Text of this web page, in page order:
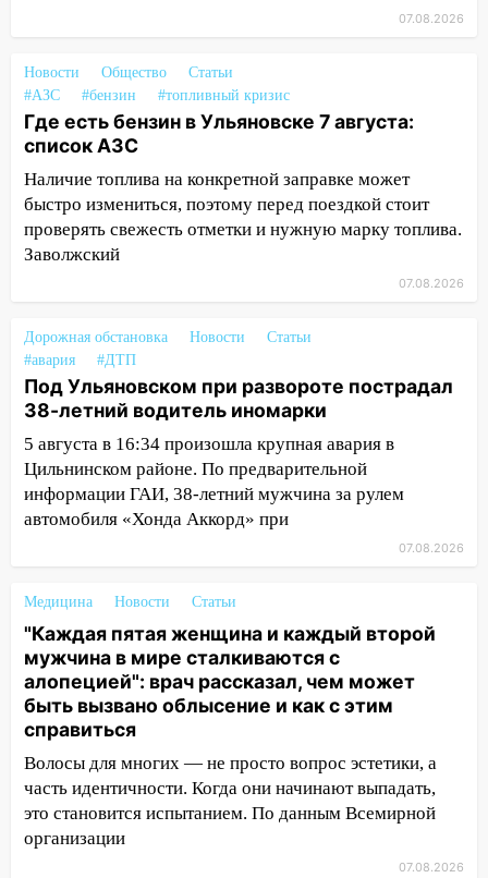
15:27
Прокуратура проверяет
капремонт школы в селе Кивать
15:08 В Кузоватово после прокурорской
проверки обновили разметку на
пешеходных переходах
14:40 На проспекте Гая в Ульяновске
запретили остановку автомобилей на
большой фестиваль «Наше время» с
мотофристайлом и концертом
«Мураками»
14:04 Жару смоет ливнями: прогноз
погоды в Ульяновской области на
выходные 8-9 августа
13:30 В Ульяновске транспортные
полицейские проведут акцию «Час
13:20
В Ульяновске за один день
обокрали женщину на пляже и
подростка в сквере
13:01 В Димитровграде мужчина
выбросил из машины страйкбольную
гранату: его задержали
12:34 На Ульяновскую область
надвигается сильнейшая непогода: град
и шквал до 27 м/с
Ульяновец хотел купить иномарку
07.08.2026
Новости Общество
Статьи
#АЗС
#бензин #топливный кризис
Где есть бензин в Ульяновске 7 августа:
список АЗС
Наличие топлива на конкретной заправке может
быстро измениться, поэтому перед поездкой стоит
проверять свежесть отметки и нужную марку топлива.
Заволжский
07.08.2026
Дорожная обстановка Новости
Статьи
#авария
#ДТП
Под Ульяновском при развороте пострадал
38-летний водитель иномарки
5 августа в 16:34 произошла крупная авария в
Цильнинском районе. По предварительной
информации ГАИ, 38-летний мужчина за рулем
автомобиля «Хонда Аккорд» при
07.08.2026
Медицина Новости Статьи
"Каждая пятая женщина и каждый второй
мужчина в мире сталкиваются с
алопецией": врач рассказал, чем может
быть вызвано облысение и как с этим
справиться
Волосы для многих — не просто вопрос эстетики, а
часть идентичности. Когда они начинают выпадать,
это становится испытанием. По данным Всемирной
организации
07.08.2026